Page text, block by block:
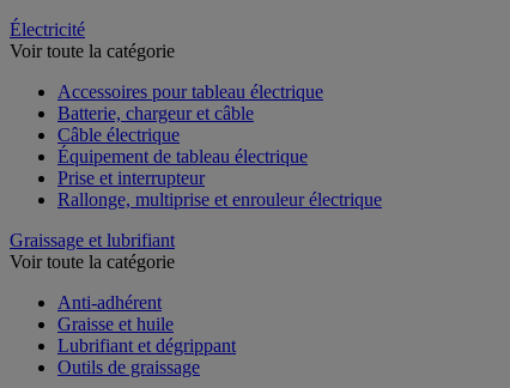
Électricité
Voir toute la catégorie
Accessoires pour tableau électrique
Batterie, chargeur et câble
Câble électrique
Équipement de tableau électrique
Prise et interrupteur
Rallonge, multiprise et enrouleur électrique
Graissage et lubrifiant
Voir toute la catégorie
Anti-adhérent
Graisse et huile
Lubrifiant et dégrippant
Outils de graissage